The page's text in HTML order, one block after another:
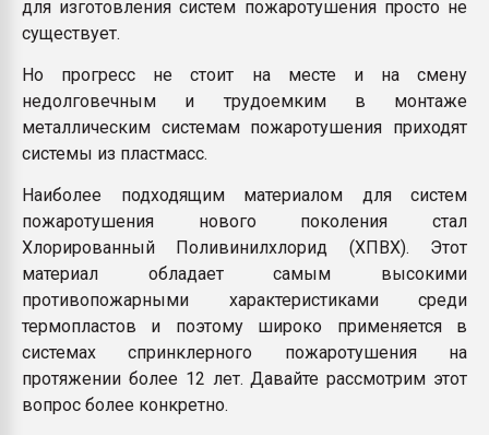
для изготовления систем пожаротушения просто не
существует.
Но прогресс не стоит на месте и на смену
недолговечным и трудоемким в монтаже
металлическим системам пожаротушения приходят
системы из пластмасс.
Наиболее подходящим материалом для систем
пожаротушения нового поколения стал
Хлорированный Поливинилхлорид (ХПВХ). Этот
материал обладает самым высокими
противопожарными характеристиками среди
термопластов и поэтому широко применяется в
системах спринклерного пожаротушения на
протяжении более 12 лет. Давайте рассмотрим этот
вопрос более конкретно.